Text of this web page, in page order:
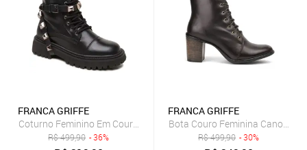
FRANCA GRIFFE
Coturno Feminino Em Couro Legítimo Zaya Rocker Salto
R$499,90 - 36%
FRANCA GRIFFE
Bota Couro Feminina Cano
R$499,90 - 30%